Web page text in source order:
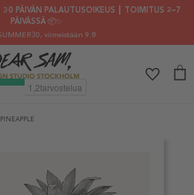
PÄIVÄN PALAUTUSOIKEUS ┃ TOIMITUS 2–7
PÄIVÄSSÄ 📦✨
, viimeistään 9.8.